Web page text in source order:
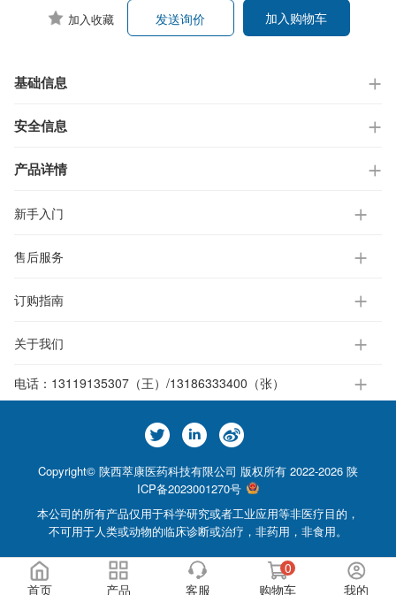
加入收藏 加入购物车
发送询价
基础信息
安全信息
产品详情
新手入门
售后服务
订购指南
关于我们
电话： 13119135307（王）/13186333400（张）
Copyright© 陕西萃康医药科技有限公司 版权所有 2022-2026 陕
ICP备2023001270号
本公司的所有产品仅用于科学研究或者工业应用等非医疗目的，
不可用于人类或动物的临床诊断或治疗，非药用，非食用。
首页 产品 客服
0
购物车
我的